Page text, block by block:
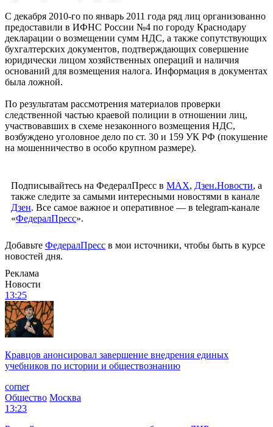
С декабря 2010-го по январь 2011 года ряд лиц организованно
предоставили в ИФНС России №4 по городу Краснодару
декларации о возмещении сумм НДС, а также сопутствующих
бухгалтерских документов, подтверждающих совершение
юридически лицом хозяйственных операций и наличия
оснований для возмещения налога. Информация в документах
была ложной.
По результатам рассмотрения материалов проверки
следственной частью краевой полиции в отношении лиц,
участвовавших в схеме незаконного возмещения НДС,
возбуждено уголовное дело по ст. 30 и 159 УК РФ (покушение
на мошенничество в особо крупном размере).
Подписывайтесь на ФедералПресс в МАХ, Дзен.Новости, а
также следите за самыми интересными новостями в канале
Дзен. Все самое важное и оперативное — в telegram-канале
«ФедералПресс».
Добавьте ФедералПресс в мои источники, чтобы быть в курсе
новостей дня.
Реклама
Новости
13:25
Кравцов анонсировал завершение внедрения единых
учебников по истории и обществознанию
corner
Общество Москва
13:23